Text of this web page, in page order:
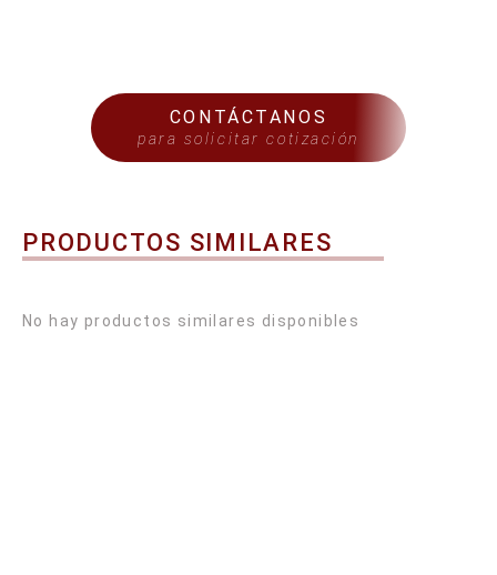
CONTÁCTANOS
para solicitar cotización
PRODUCTOS SIMILARES
No hay productos similares disponibles